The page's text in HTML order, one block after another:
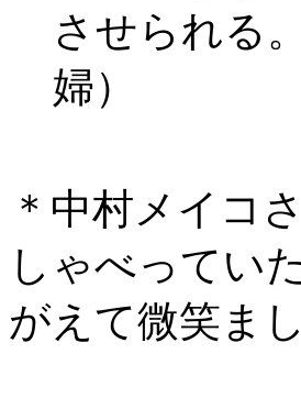
させられる
婦）
＊中村メイコ
しゃべってい
がえて微笑ま